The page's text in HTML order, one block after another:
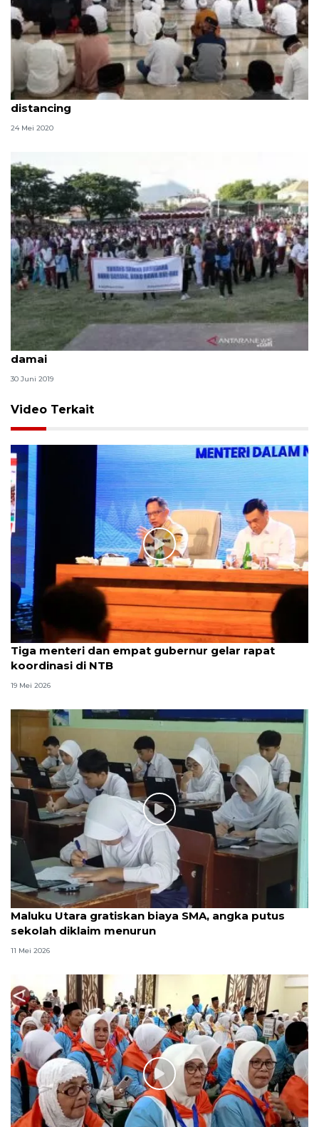
Khatib : Rasullah SAW pernah terapkan physical
distancing
24 Mei 2020
Polda Maluku Utara gelar deklarasi Indonesia
damai
30 Juni 2019
Video Terkait
Tiga menteri dan empat gubernur gelar rapat
koordinasi di NTB
19 Mei 2026
Maluku Utara gratiskan biaya SMA, angka putus
sekolah diklaim menurun
11 Mei 2026